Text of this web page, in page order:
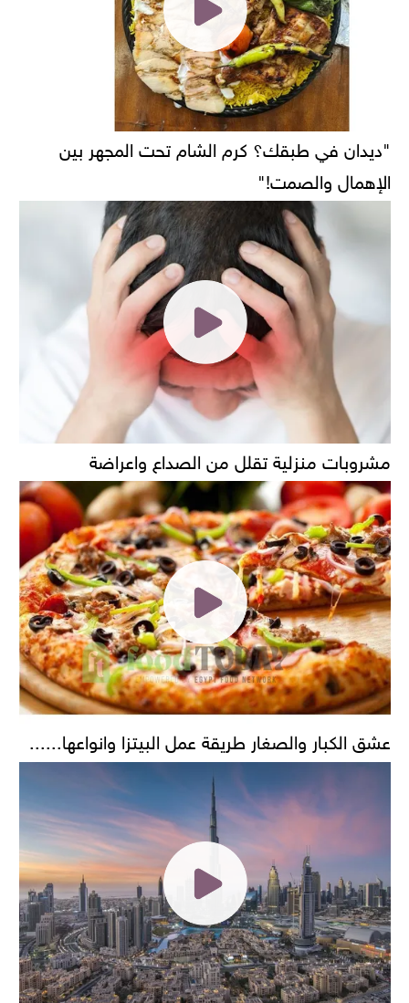
"ديدان في طبقك؟ كرم الشام تحت المجهر بين
الإهمال والصمت!"
مشروبات منزلية تقلل من الصداع واعراضة
عشق الكبار والصغار طريقة عمل البيتزا وانواعها......